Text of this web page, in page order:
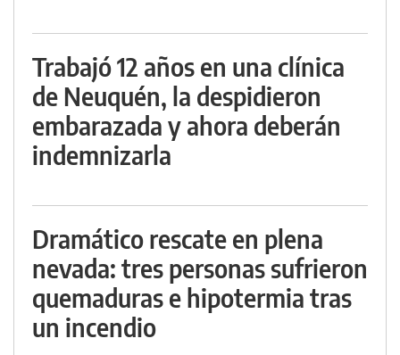
Trabajó 12 años en una clínica
de Neuquén, la despidieron
embarazada y ahora deberán
indemnizarla
Dramático rescate en plena
nevada: tres personas sufrieron
quemaduras e hipotermia tras
un incendio